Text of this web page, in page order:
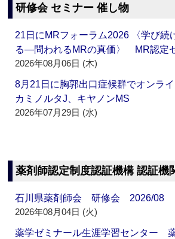
研修会 セミナー 催し物
21日にMRフォーラム2026 〈学び続
る―問われるMRの真価〉 MR認定
2026年08月06日 (木)
8月21日に胸郭出口症候群でオンラ
カミノルタJ、キヤノンMS
2026年07月29日 (水)
薬剤師認定制度認証機構 認証機
石川県薬剤師会 研修会 2026/08
2026年08月04日 (火)
薬学ゼミナール生涯学習センター